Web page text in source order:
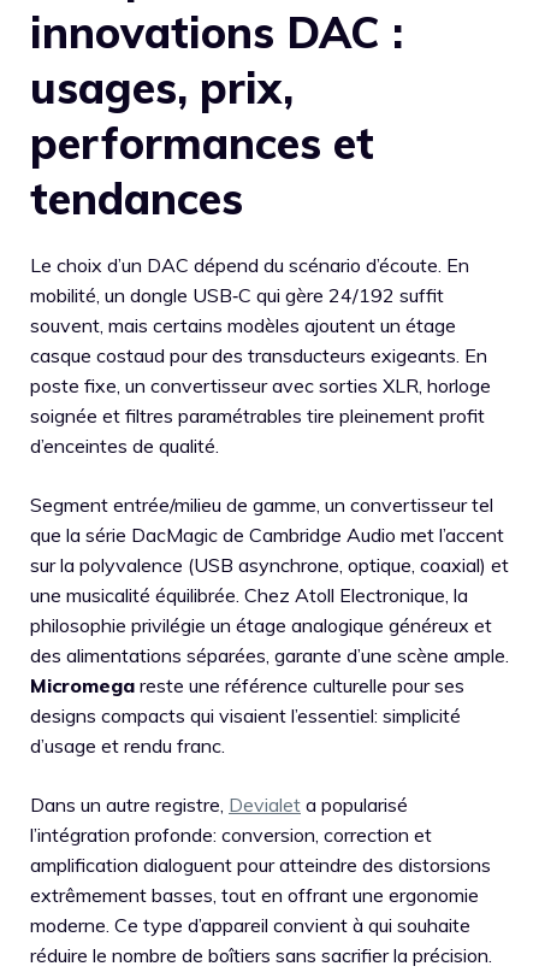
innovations DAC :
usages, prix,
performances et
tendances
Le choix d’un DAC dépend du scénario d’écoute. En
mobilité, un dongle USB‑C qui gère 24/192 suffit
souvent, mais certains modèles ajoutent un étage
casque costaud pour des transducteurs exigeants. En
poste fixe, un convertisseur avec sorties XLR, horloge
soignée et filtres paramétrables tire pleinement profit
d’enceintes de qualité.
Segment entrée/milieu de gamme, un convertisseur tel
que la série DacMagic de Cambridge Audio met l’accent
sur la polyvalence (USB asynchrone, optique, coaxial) et
une musicalité équilibrée. Chez Atoll Electronique, la
philosophie privilégie un étage analogique généreux et
des alimentations séparées, garante d’une scène ample.
Micromega reste une référence culturelle pour ses
designs compacts qui visaient l’essentiel: simplicité
d’usage et rendu franc.
Dans un autre registre, Devialet a popularisé
l’intégration profonde: conversion, correction et
amplification dialoguent pour atteindre des distorsions
extrêmement basses, tout en offrant une ergonomie
moderne. Ce type d’appareil convient à qui souhaite
réduire le nombre de boîtiers sans sacrifier la précision.